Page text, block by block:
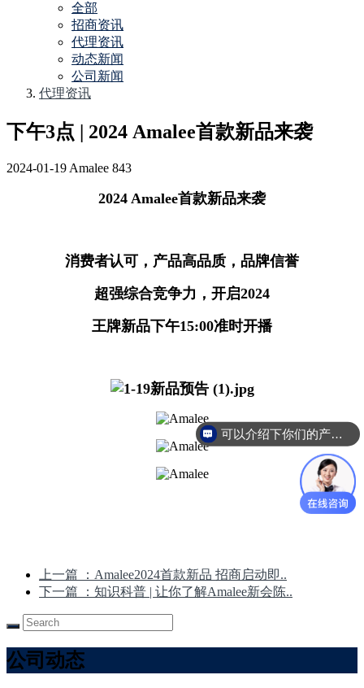
全部
招商资讯
代理资讯
动态新闻
公司新闻
代理资讯
下午3点 | 2024 Amalee首款新品来袭
2024-01-19 Amalee 843
2024 Amalee首款新品来袭
消费者认可，产品高品质，品牌信誉
超强综合竞争力，开启2024
王牌新品下午15:00准时开播
上一篇
：Amalee2024首款新品 招商启动即..
下一篇
：知识科普 | 让你了解Amalee新会陈..
公司动态
可以介绍下你们的产品么